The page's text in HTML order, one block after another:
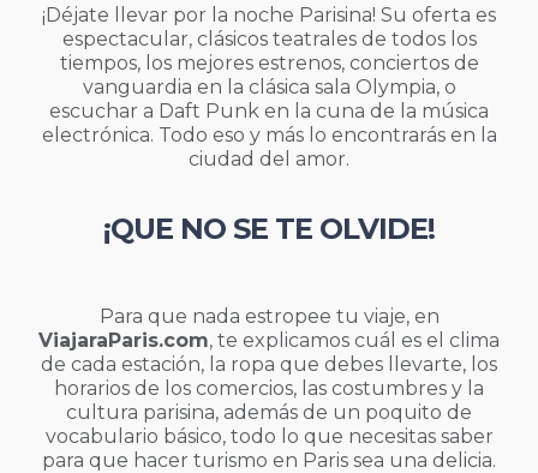
¡Déjate llevar por la noche Parisina! Su oferta es
espectacular, clásicos teatrales de todos los
tiempos, los mejores estrenos, conciertos de
vanguardia en la clásica sala Olympia, o
escuchar a Daft Punk en la cuna de la música
electrónica. Todo eso y más lo encontrarás en la
ciudad del amor.
¡QUE NO SE TE OLVIDE!
Para que nada estropee tu viaje, en
ViajaraParis.com, te explicamos cuál es el clima
de cada estación, la ropa que debes llevarte, los
horarios de los comercios, las costumbres y la
cultura parisina, además de un poquito de
vocabulario básico, todo lo que necesitas saber
para que hacer turismo en Paris sea una delicia.